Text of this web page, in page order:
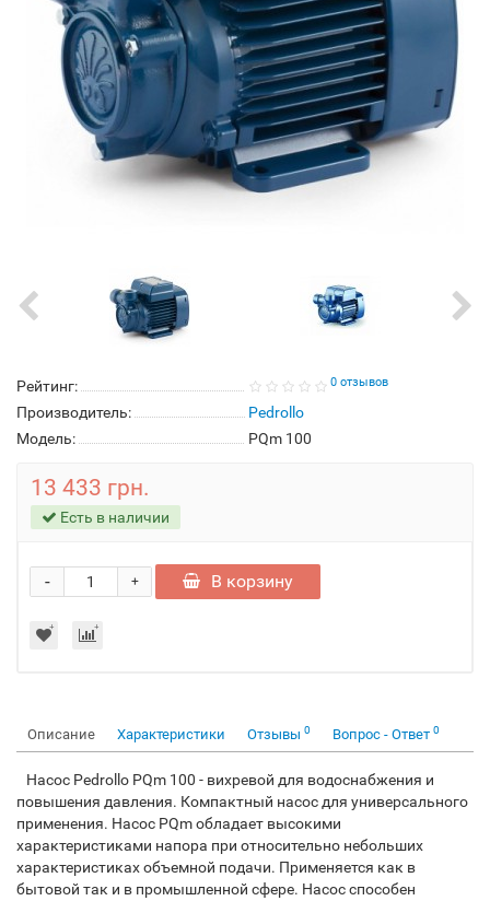
Рейтинг: 0 отзывов
Производитель:
Pedrollo
Модель:
PQm 100
13 433 грн.
Есть в наличии
+
- В корзину
Описание Характеристики Отзывы 0 Вопрос - Ответ 0
Насос Pedrollo PQm 100 - вихревой для водоснабжения и
повышения давления. Компактный насос для универсального
применения. Насос PQm обладает высокими
характеристиками напора при относительно небольших
характеристиках объемной подачи. Применяется как в
бытовой так и в промышленной сфере. Насос способен